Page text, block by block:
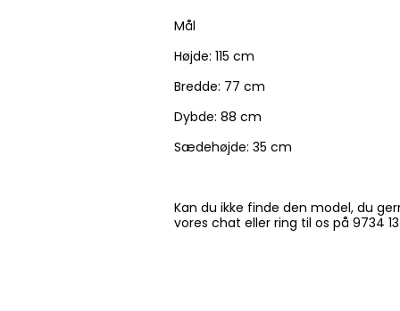
Mål
Højde: 115 cm
Bredde: 77 cm
Dybde: 88 cm
Sædehøjde: 35 cm
Kan du ikke finde den model, du
vores chat eller ring til os på 9734